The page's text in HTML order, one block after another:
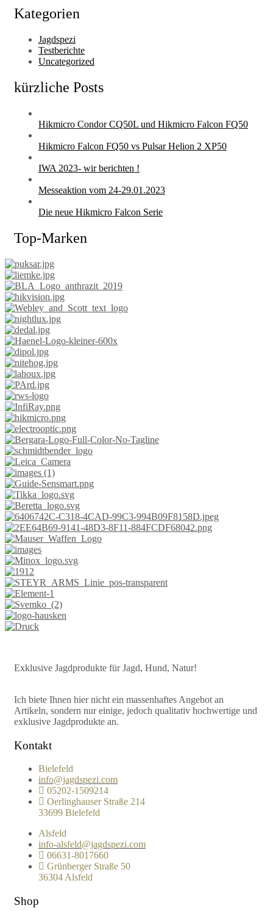
Kategorien
Jagdspezi
Testberichte
Uncategorized
kürzliche Posts
Hikmicro Condor CQ50L und Hikmicro Falcon FQ50
Hikmicro Falcon FQ50 vs Pulsar Helion 2 XP50
IWA 2023- wir berichten !
Messeaktion vom 24-29.01.2023
Die neue Hikmicro Falcon Serie
Top-Marken
Exklusive Jagdprodukte für Jagd, Hund, Natur!
Ich biete Ihnen hier nicht ein massenhaftes Angebot an
Artikeln, sondern nur einige, jedoch qualitativ hochwertige und
exklusive Jagdprodukte an.
Kontakt
Bielefeld
info@jagdspezi.com
05202-1509214
Oerlinghauser Straße 214
33699 Bielefeld
Alsfeld
info-alsfeld@jagdspezi.com
06631-8017660
Grünberger Straße 50
36304 Alsfeld
Shop